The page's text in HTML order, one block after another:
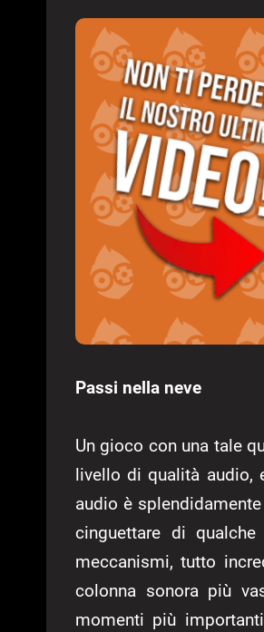
Passi nella neve
Un gioco con una tale
livello di qualità audio,
audio è
cinguettare di
meccanismi, tutto
colonna sonora più
momenti più